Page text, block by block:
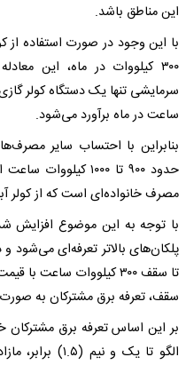
این مناطق باشد.
با این وجود در صورت استفاده از
۳۰۰ کیلووات در ماه، این
ساعت در ماه برآورد می‌شود.
بنابراین با احتساب سایر
حدود ۹۰۰ تا ۱۰۰۰
مصرف خانواده‌ای است که از کولر
با توجه به این موضوع افزایش
پلکان‌های بالاتر تعرفه‌ای
تا سقف ۳۰۰ کیلووات ساعت
سقف، تعرفه برق مشترکان به
بر این اساس تعرفه برق مشترکان